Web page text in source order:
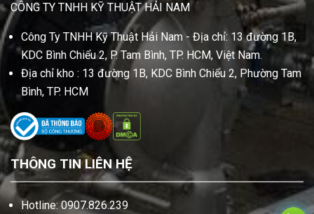
CÔNG TY TNHH KỸ THUẬT HẢI NAM
Công Ty TNHH Kỹ Thuật Hải Nam - Địa chỉ: 13 đường 1B,
KDC Bình Chiểu 2, P. Tam Bình, TP. HCM, Việt Nam.
Địa chỉ kho : 13 đường 1B, KDC Bình Chiểu 2, Phường Tam
Bình, TP. HCM
THÔNG TIN LIÊN HỆ
Hotline: 0907.826.239